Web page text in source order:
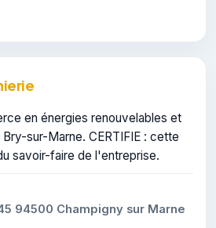
en énergies renouvelables et
sur-Marne. CERTIFIE : cette
savoir-faire de l'entreprise.
94500 Champigny sur Marne